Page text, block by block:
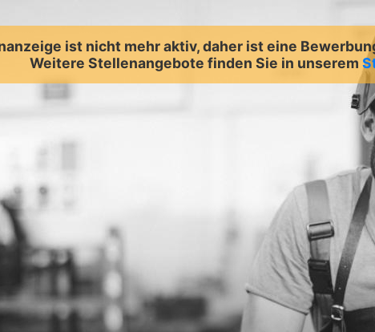
ist nicht mehr aktiv, daher ist eine
Weitere Stellenangebote finden Sie in unserem